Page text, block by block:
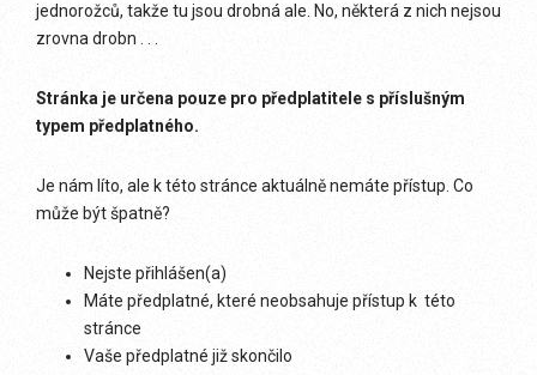
jednorožců, takže tu jsou drobná ale. No, některá z nich nejsou
zrovna drobn . . .
Stránka je určena pouze pro předplatitele s příslušným
typem předplatného.
Je nám líto, ale k této stránce aktuálně nemáte přístup. Co
může být špatně?
Nejste přihlášen(a)
Máte předplatné, které neobsahuje přístup k této
stránce
Vaše předplatné již skončilo